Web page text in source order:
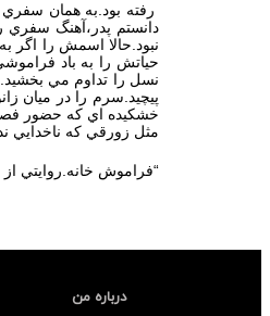
رفته بود.به همان
دانستم پدر،آهنگ سفري
نبود.حالا اسمش را اگر
حياتش را به باد
نسل را تداوم مي
پيچيد.سرم را در ميان
خشكيده اي كه حضور فصل
مثل زورقي كه ناخدايي
“فراموش خانه.روايتي
درباره من